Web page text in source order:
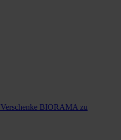
Verschenke BIORAMA zu